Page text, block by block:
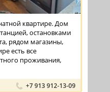
квартире. Дом
остановками
рядом магазины,
есть все
проживания,
+7 913 912-13-09